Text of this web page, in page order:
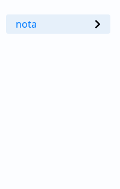
nota